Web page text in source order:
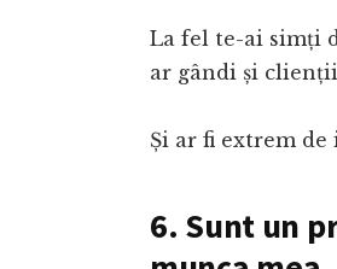
La fel te-ai simți
ar gândi și
Și ar fi extrem de
6. Sunt un